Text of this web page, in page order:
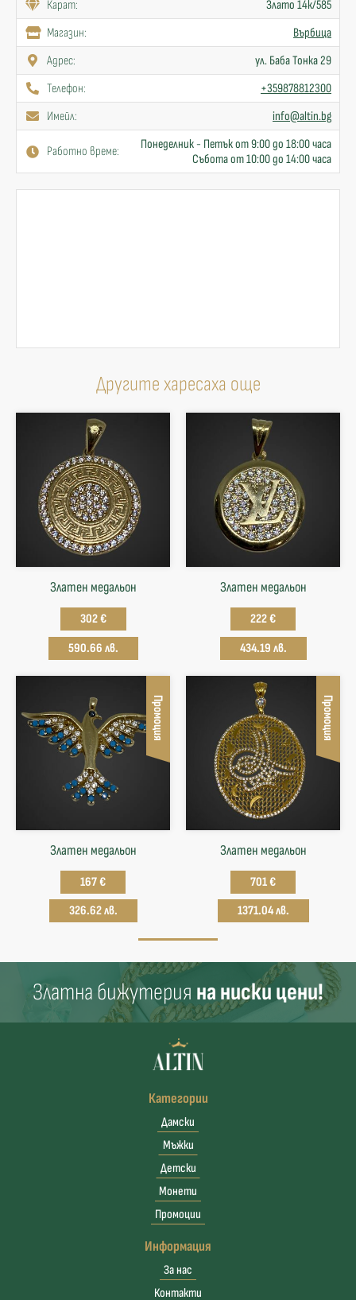
Карат:
Злато 14к/585
Mагазин:
Върбица
Адрес:
ул. Баба Тонка 29
Телефон:
+359878812300
Имейл:
info@altin.bg
Работно време:
Понеделник - Петък от 9:00 до 18:00 часа
Събота от 10:00 до 14:00 часа
Другите харесаха още
Златен медальон
302 €
590.66 лв.
Златен медальон
222 €
434.19 лв.
Промоция
Златен медальон
167 €
326.62 лв.
Промоция
Златен медальон
701 €
1371.04 лв.
Златна бижутерия на ниски цени!
Категории
Дамски
Мъжки
Детски
Монети
Промоции
Информация
За нас
Контакти